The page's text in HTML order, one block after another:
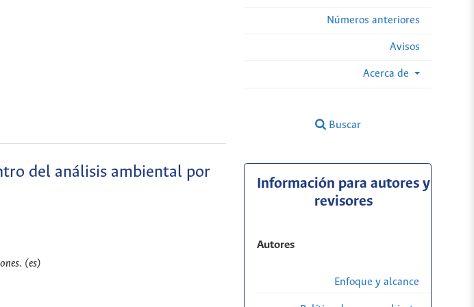
Números anteriores
Avisos
Acerca de
Buscar
del análisis ambiental por
(es)
Información para autores y
revisores
Autores
Enfoque y alcance